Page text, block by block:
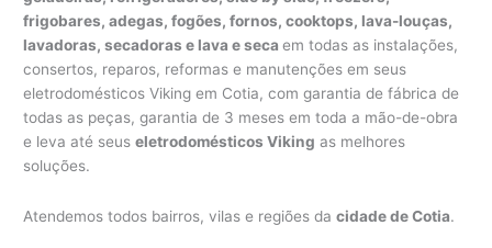
frigobares, adegas, fogões, fornos, cooktops, lava-louças,
lavadoras, secadoras e lava e secaem todas as instalações,
consertos, reparos, reformas e manutenções em seus
eletrodomésticos Viking em Cotia, com garantia de fábrica de
todas as peças, garantia de 3 meses em toda a mão-de-obra
e leva até seuseletrodomésticos Viking as melhores
soluções.
Atendemos todos bairros, vilas e regiões dacidade de Cotia.